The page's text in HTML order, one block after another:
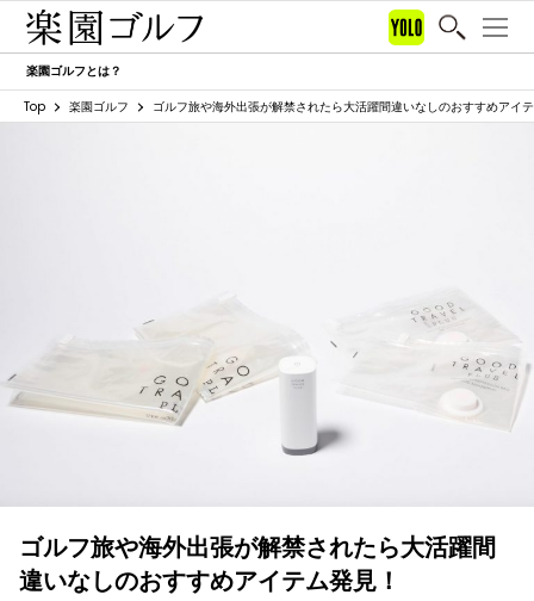
楽園ゴルフとは？
Top 楽園ゴルフ ゴルフ旅や海外出張が解禁されたら大活躍間違いなしのおすすめアイ
ゴルフ旅や海外出張が解禁されたら大活躍間
違いなしのおすすめアイテム発見！